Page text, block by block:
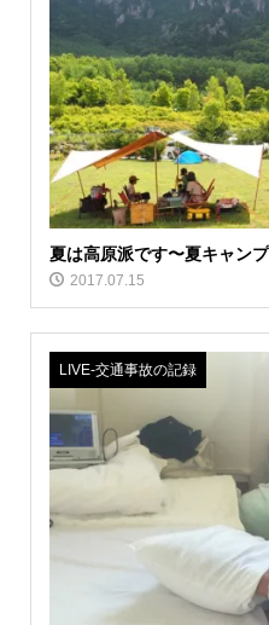
夏は高原派です〜夏キャン
2017.07.15
LIVE‐交通事故の記録